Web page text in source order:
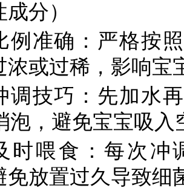
分）
例准确：严格按
浓或过稀，影响宝
调技巧：先加水
泡，避免宝宝吸入
时喂食：每次冲
免放置过久导致细